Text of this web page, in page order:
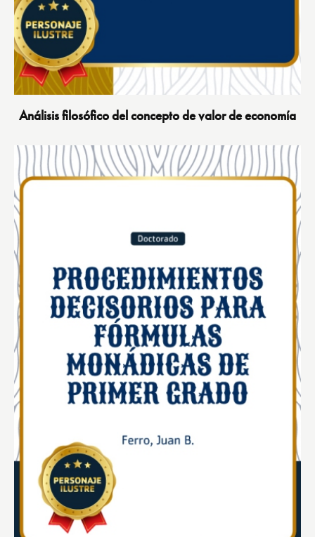
Análisis filosófico del concepto de valor de economía